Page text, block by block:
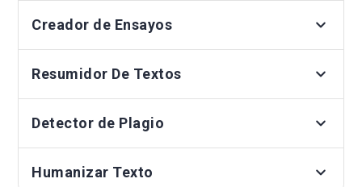
Creador de Ensayos
Resumidor De Textos
Detector de Plagio
Humanizar Texto